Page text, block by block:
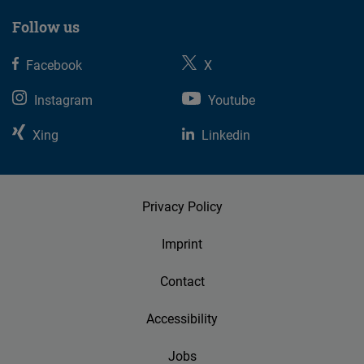
Follow us
Facebook
X
Instagram
Youtube
Xing
Linkedin
Privacy Policy
Imprint
Contact
Accessibility
Jobs